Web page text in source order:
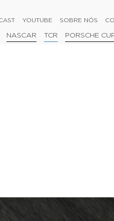
YOUTUBE SOBRE NÓS
NASCAR TCR PORSCHE